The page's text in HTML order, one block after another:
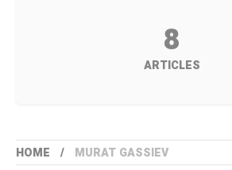
8
ARTICLES
HOME MURAT GASSIEV